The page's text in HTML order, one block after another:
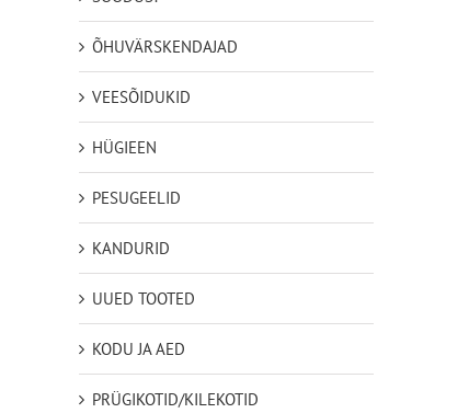
ÕHUVÄRSKENDAJAD
VEESÕIDUKID
HÜGIEEN
PESUGEELID
KANDURID
UUED TOOTED
KODU JA AED
PRÜGIKOTID/KILEKOTID